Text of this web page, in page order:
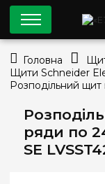
ряди по
SE
Головна
Щити Schneider